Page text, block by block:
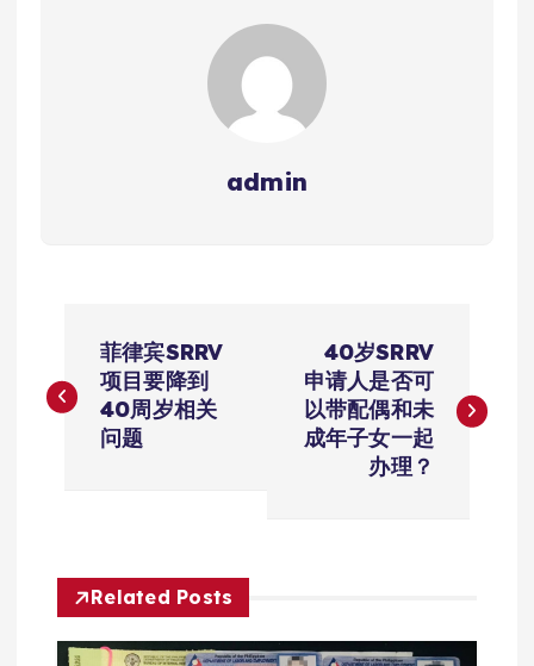
admin
章
菲律宾SRRV
项目要降到
40周岁相关
问题
40岁SRRV
申请人是否可
以带配偶和未
成年子女一起
办理？
Related Posts